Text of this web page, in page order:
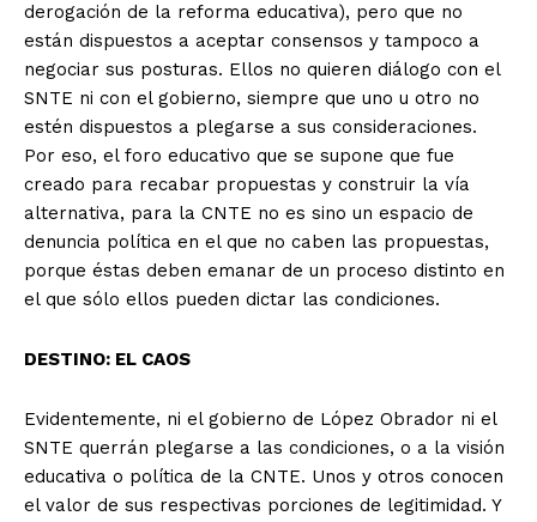
derogación de la reforma educativa), pero que no
están dispuestos a aceptar consensos y tampoco a
negociar sus posturas. Ellos no quieren diálogo con el
SNTE ni con el gobierno, siempre que uno u otro no
estén dispuestos a plegarse a sus consideraciones.
Por eso, el foro educativo que se supone que fue
creado para recabar propuestas y construir la vía
alternativa, para la CNTE no es sino un espacio de
denuncia política en el que no caben las propuestas,
porque éstas deben emanar de un proceso distinto en
el que sólo ellos pueden dictar las condiciones.
DESTINO: EL CAOS
Evidentemente, ni el gobierno de López Obrador ni el
SNTE querrán plegarse a las condiciones, o a la visión
educativa o política de la CNTE. Unos y otros conocen
el valor de sus respectivas porciones de legitimidad. Y